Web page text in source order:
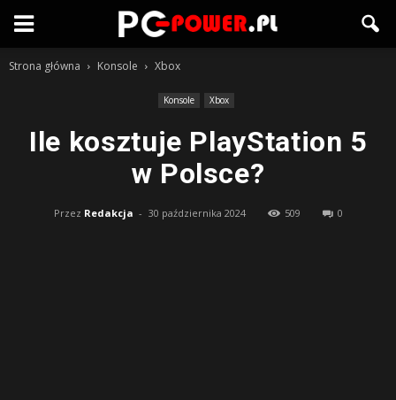
Strona główna Konsole Xbox
Konsole Xbox
Ile kosztuje PlayStation 5
w Polsce?
Przez Redakcja - 30 października 2024 509 0